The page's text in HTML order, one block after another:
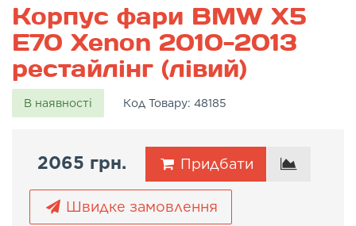
Корпус фари BMW X5
E70 Xenon 2010-2013
рестайлінг (лівий)
В наявності Код Товару: 48185
2065 грн. Придбати
Швидке замовлення